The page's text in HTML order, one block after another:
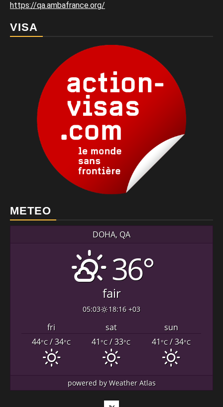
https://qa.ambafrance.org/
VISA
METEO
DOHA, QA
36°
fair
05:03 18:16 +03
fri sat
sun
44°C/ 34°C 41°C/ 33°C 41°C/ 34°C
powered byWeather Atlas